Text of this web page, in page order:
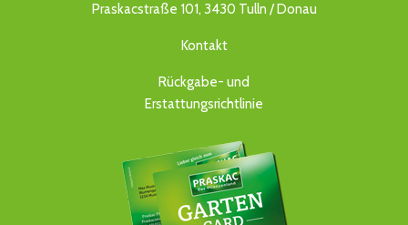
Praskacstraße 101, 3430 Tulln / Donau
Kontakt
Rückgabe- und
Erstattungsrichtlinie